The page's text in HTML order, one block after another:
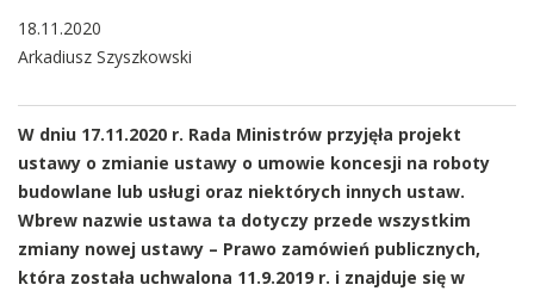
18.11.2020
Arkadiusz Szyszkowski
W dniu 17.11.2020 r. Rada Ministrów przyjęła projekt
ustawy o zmianie ustawy o umowie koncesji na roboty
budowlane lub usługi oraz niektórych innych ustaw.
Wbrew nazwie ustawa ta dotyczy przede wszystkim
zmiany nowej ustawy – Prawo zamówień publicznych,
która została uchwalona 11.9.2019 r. i znajduje się w